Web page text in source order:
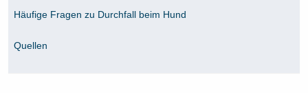
Häufige Fragen zu Durchfall beim Hund
Quellen